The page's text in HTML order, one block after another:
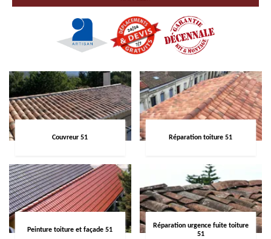
Couvreur 51 Réparation toiture 51
Peinture toiture et façade 51
Réparation urgence fuite toiture
51